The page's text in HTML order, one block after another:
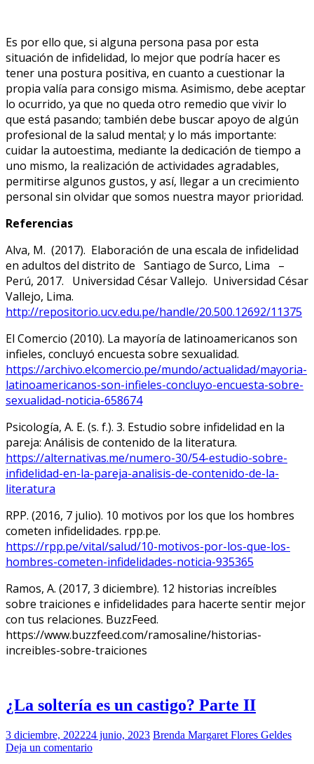
Es por ello que, si alguna persona pasa por esta
situación de infidelidad, lo mejor que podría hacer es
tener una postura positiva, en cuanto a cuestionar la
propia valía para consigo misma. Asimismo, debe aceptar
lo ocurrido, ya que no queda otro remedio que vivir lo
que está pasando; también debe buscar apoyo de algún
profesional de la salud mental; y lo más importante:
cuidar la autoestima, mediante la dedicación de tiempo a
uno mismo, la realización de actividades agradables,
permitirse algunos gustos, y así, llegar a un crecimiento
personal sin olvidar que somos nuestra mayor prioridad.
Referencias
Alva, M. (2017). Elaboración de una escala de infidelidad
en adultos del distrito de Santiago de Surco, Lima –
Perú, 2017. Universidad César Vallejo. Universidad César
Vallejo, Lima.
http://repositorio.ucv.edu.pe/handle/20.500.12692/11375
El Comercio (2010). La mayoría de latinoamericanos son
infieles, concluyó encuesta sobre sexualidad.
https://archivo.elcomercio.pe/mundo/actualidad/mayoria-
latinoamericanos-son-infieles-concluyo-encuesta-sobre-
sexualidad-noticia-658674
Psicología, A. E. (s. f.). 3. Estudio sobre infidelidad en la
pareja: Análisis de contenido de la literatura.
https://alternativas.me/numero-30/54-estudio-sobre-
infidelidad-en-la-pareja-analisis-de-contenido-de-la-
literatura
RPP. (2016, 7 julio). 10 motivos por los que los hombres
cometen infidelidades. rpp.pe.
https://rpp.pe/vital/salud/10-motivos-por-los-que-los-
hombres-cometen-infidelidades-noticia-935365
Ramos, A. (2017, 3 diciembre). 12 historias increíbles
sobre traiciones e infidelidades para hacerte sentir mejor
con tus relaciones. BuzzFeed.
https://www.buzzfeed.com/ramosaline/historias-
increibles-sobre-traiciones
¿La soltería es un castigo? Parte II
3 diciembre, 202224 junio, 2023 Brenda Margaret Flores Geldes
Deja un comentario